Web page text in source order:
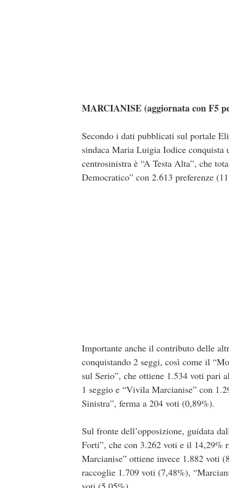
MARCIANISE (aggiornata con F5
Secondo i dati pubblicati sul portale
sindaca Maria Luigia Iodice conquista
centrosinistra è “A Testa Alta”, che
Democratico” con 2.613 preferenze
Importante anche il contributo delle
conquistando 2 seggi, così come il
sul Serio”, che ottiene 1.534 voti pari
1 seggio e “Vivila Marcianise” con
Sinistra”, ferma a 204 voti (0,89%).
Sul fronte dell’opposizione, guidata
Forti”, che con 3.262 voti e il 14,29%
Marcianise” ottiene invece 1.882 voti
raccoglie 1.709 voti (7,48%),